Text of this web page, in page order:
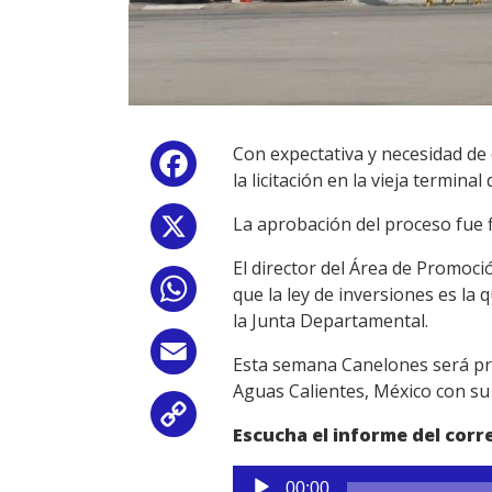
Facebook
WhatsApp
Email
Link
Con expectativa y necesidad
la licitación en la vieja terminal
La aprobación del proceso fue
El director del Área de
que la ley de inversiones es la
la Junta Departamental.
Esta semana Canelones será
Aguas Calientes, México con
Escucha el informe del
Reproductor
00:00